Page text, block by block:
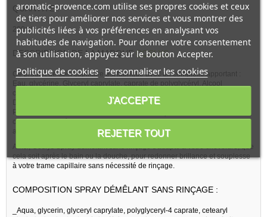
QUANTITE :
200ml
DESCRIPTION DE LA MARQUE COSLYS:
Ce produit de soin capillaire est fabriqué avec un complexe apportant :
Eau, glycérine, Glyceryl caprylate, caprate de polyglycéryl, Alcool
Distearoylethyl dimonium chloride, Parfum, Acide lactique, Limonène.
Pour la beauté de vos cheveux et cela sans rinçage, ce produit de soin
capillaire va améliorer la nutrition et l'hydratation de votre cuir chevelu,
ainsi que la stimulation de la pousse.
Ainsi, Coslys Spray démêlant sans rinçage s'adapte à votre chevelure, que
cela soit après le bain ou la douche, pour redonner brillance et souplesse
à votre trame capillaire sans nécessité de rinçage.
COMPOSITION SPRAY DÉMÊLANT SANS RINÇAGE :
_Aqua, glycerin, glyceryl caprylate, polyglyceryl-4 caprate, cetearyl
aromatic-provence.com utilise ses propres cookies et ceux
de tiers pour améliorer nos services et vous montrer des
publicités liées à vos préférences en analysant vos
habitudes de navigation. Pour donner votre consentement
à son utilisation, appuyez sur le bouton Accepter.
Politique de cookies Personnaliser les cookies
REJETER TOUT
J'ACCEPTE